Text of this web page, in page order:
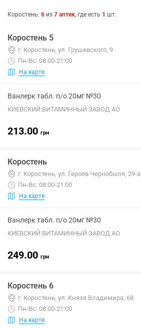
Коростень: 6 из 7 аптек, где есть 1 шт.
Коростень 5
г. Коростень, ул. Грушевского, 9
Пн-Вс: 08:00-21:00
На карте
Ванлерк табл. п/о 20мг №30
КИЕВСКИЙ ВИТАМИННЫЙ ЗАВОД АО
213.00 грн
Коростень
г. Коростень, ул. Героев Чернобыля, 29-а
Пн-Вс: 08:00-21:00
На карте
Ванлерк табл. п/о 20мг №30
КИЕВСКИЙ ВИТАМИННЫЙ ЗАВОД АО
249.00 грн
Коростень 6
г. Коростень, ул. Князя Владимира, 68
Пн-Вс: 08:00-21:00
На карте